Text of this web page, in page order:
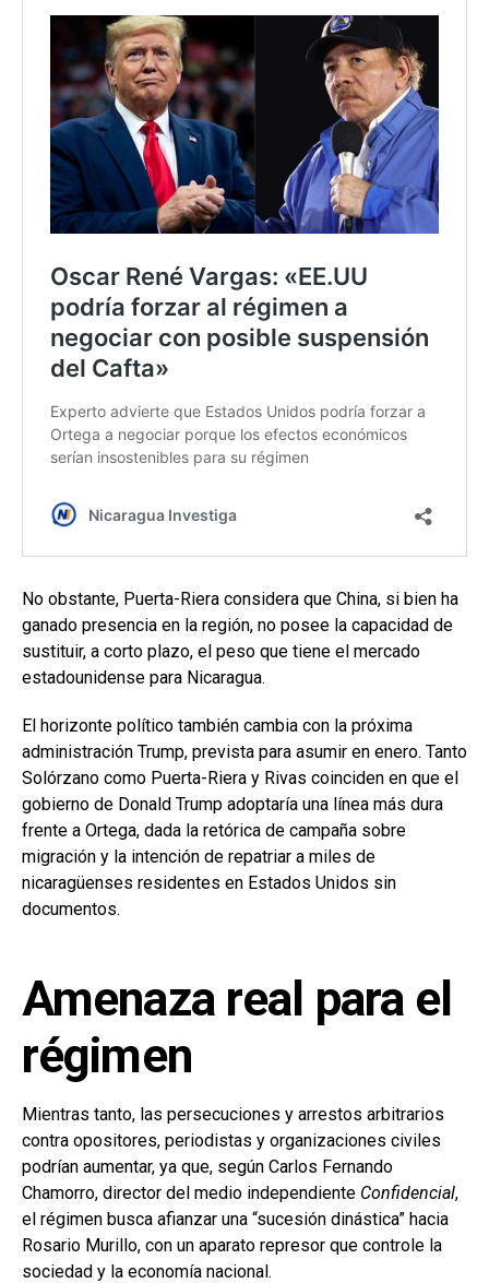
No obstante, Puerta-Riera considera que China, si bien ha
ganado presencia en la región, no posee la capacidad de
sustituir, a corto plazo, el peso que tiene el mercado
estadounidense para Nicaragua.
El horizonte político también cambia con la próxima
administración Trump, prevista para asumir en enero. Tanto
Solórzano como Puerta-Riera y Rivas coinciden en que el
gobierno de Donald Trump adoptaría una línea más dura
frente a Ortega, dada la retórica de campaña sobre
migración y la intención de repatriar a miles de
nicaragüenses residentes en Estados Unidos sin
documentos.
Amenaza real para el
régimen
Mientras tanto, las persecuciones y arrestos arbitrarios
contra opositores, periodistas y organizaciones civiles
podrían aumentar, ya que, según Carlos Fernando
Chamorro, director del medio independiente Confidencial,
el régimen busca afianzar una “sucesión dinástica” hacia
Rosario Murillo, con un aparato represor que controle la
sociedad y la economía nacional.